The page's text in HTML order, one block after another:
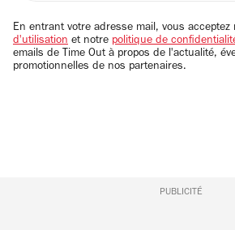
email
En entrant votre adresse mail, vous acceptez
d'utilisation et notre politique de
emails de Time Out à propos de l'actualité,
promotionnelles de nos partenaires.
PUBLICITÉ